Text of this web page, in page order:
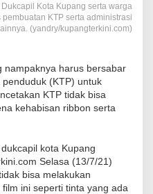
Kota Kupang serta warga
KTP serta administrasi
lainnya. (yandry/kupangterkini.com)
nampaknya harus bersabar
(KTP) untuk
KTP tidak bisa
kehabisan ribbon serta
kota Kupang
Selasa (13/7/21)
bisa melakukan
ini seperti tinta yang ada